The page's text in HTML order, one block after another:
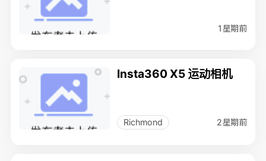
1星期前
Insta360 X5 运动相机
Richmond 2星期前